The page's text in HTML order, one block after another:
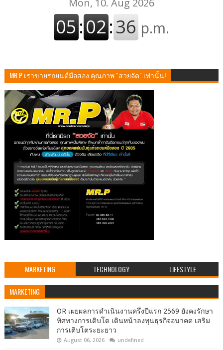
MR.P เราขายรถยนต์มือสอง คุณภาพ "สวยจัด" เท่านั้น!
MARKETING TECHNOLOGY LIFESTYLE
MARKETING
OR เผยผลการดำเนินงานครึ่งปีแรก 2569 ยังคงรักษา
ทิศทางการเติบโต เดินหน้าลงทุนธุรกิจอนาคต เสริม
การเติบโตระยะยาว
August 06, 2026 undefined